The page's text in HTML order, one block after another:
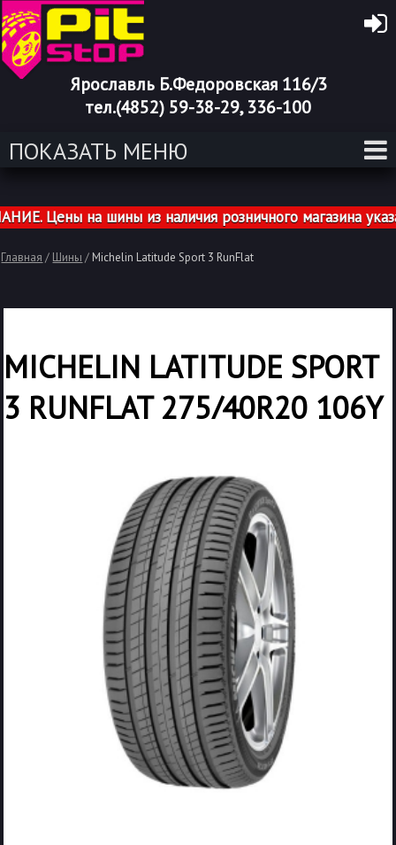
Ярославль Б.Федоровская 116/3
тел.(4852) 59-38-29, 336-100
ПОКАЗАТЬ МЕНЮ
Цены на шины из наличия розничного магазина
Главная / Шины / Michelin Latitude Sport 3 RunFlat
MICHELIN LATITUDE SPORT
3 RUNFLAT 275/40R20 106Y